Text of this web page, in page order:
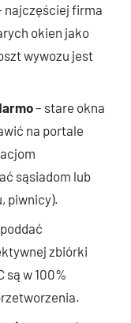
najczęściej firma
okien jako
wywozu jest
– stare okna
na portale
sąsiadom lub
piwnicy).
zbiórki
są w 100%